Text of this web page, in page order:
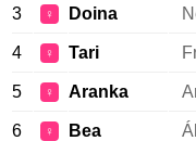
3 ♀ Doina
4 ♀ Tari
5 ♀ Aranka
6 ♀ Bea